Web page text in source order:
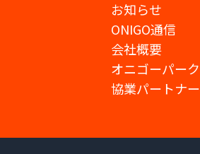
お知らせ
ONIGO通信
会社概要
オニゴーパーク
協業パートナー